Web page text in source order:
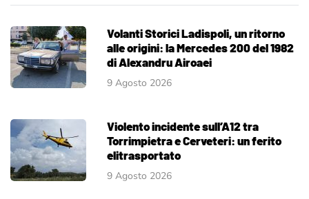
Volanti Storici Ladispoli, un ritorno
alle origini: la Mercedes 200 del 1982
di Alexandru Airoaei
9 Agosto 2026
Violento incidente sull’A12 tra
Torrimpietra e Cerveteri: un ferito
elitrasportato
9 Agosto 2026